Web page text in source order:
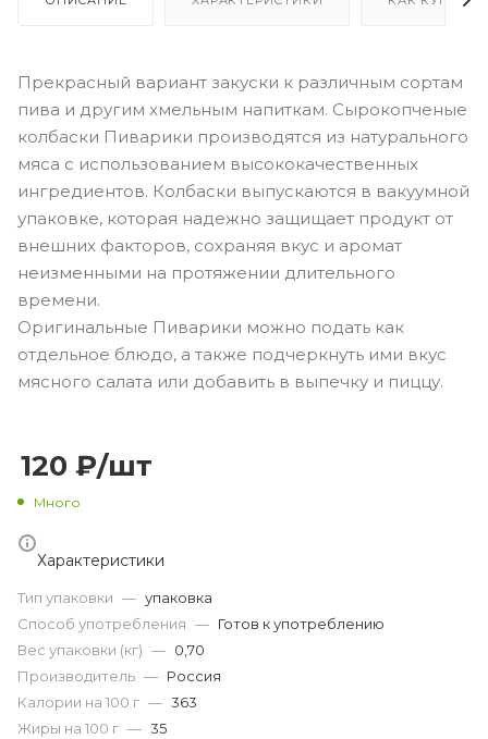
Прекрасный вариант закуски к различным сортам
пива и другим хмельным напиткам. Сырокопченые
колбаски Пиварики производятся из натурального
мяса с использованием высококачественных
ингредиентов. Колбаски выпускаются в вакуумной
упаковке, которая надежно защищает продукт от
внешних факторов, сохраняя вкус и аромат
неизменными на протяжении длительного
времени.
Оригинальные Пиварики можно подать как
отдельное блюдо, а также подчеркнуть ими вкус
мясного салата или добавить в выпечку и пиццу.
120 ₽/шт
Много
Характеристики
Тип упаковки — упаковка
Способ употребления — Готов к употреблению
Вес упаковки (кг) — 0,70
Производитель — Россия
Калории на 100 г — 363
Жиры на 100 г — 35